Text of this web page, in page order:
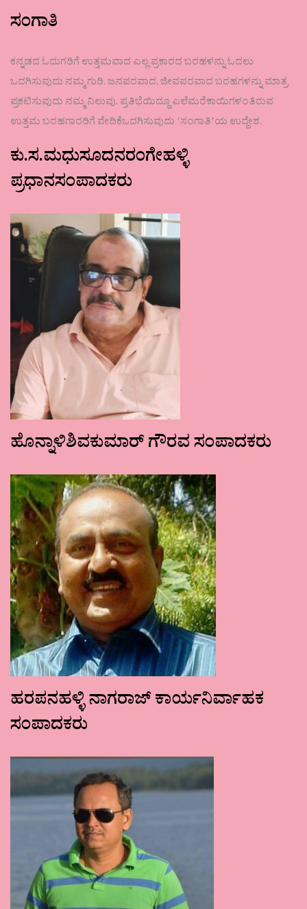
ಸಂಗಾತಿ
ಕನ್ನಡದ ಓದುಗರಿಗೆ ಉತ್ತಮವಾದ ಎಲ್ಲ ಪ್ರಕಾರದ ಬರಹಳನ್ನು ಓದಲು
ಒದಗಿಸುವುದು ನಮ್ಮ ಗುರಿ. ಜನಪರವಾದ, ಜೀವಪರವಾದ ಬರಹಗಳನ್ನು ಮಾತ್ರ
ಪ್ರಕಟಿಸುವುದು ನಮ್ಮ ನಿಲುವು. ಪ್ರತಿಭೆಯಿದ್ದೂ ಎಲೆಮರೆಕಾಯಿಗಳಂತಿರುವ
ಉತ್ತಮ ಬರಹಗಾರರಿಗೆ ವೇದಿಕೆಒದಗಿಸುವುದು ʼಸಂಗಾತಿʼಯ ಉದ್ದೇಶ.
ಕು.ಸ.ಮಧುಸೂದನರಂಗೇಹಳ್ಳಿ
ಪ್ರಧಾನಸಂಪಾದಕರು
ಹೊನ್ನಾಳಿಶಿವಕುಮಾರ್ ಗೌರವ ಸಂಪಾದಕರು
ಹರಪನಹಳ್ಳಿ ನಾಗರಾಜ್ ಕಾರ್ಯನಿರ್ವಾಹಕ
ಸಂಪಾದಕರು